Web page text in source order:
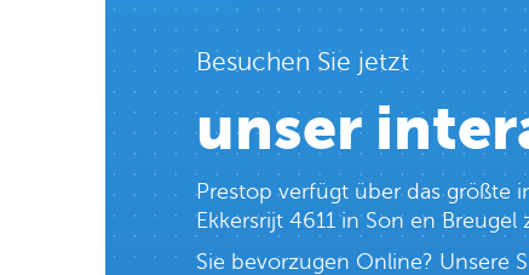
Besuchen Sie jetzt
unser
Prestop verfügt über das größte
Ekkersrijt 4611 in Son en
Sie bevorzugen Online? Unsere